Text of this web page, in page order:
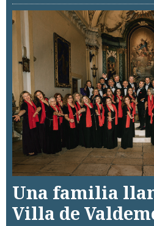
Una familia
Villa de